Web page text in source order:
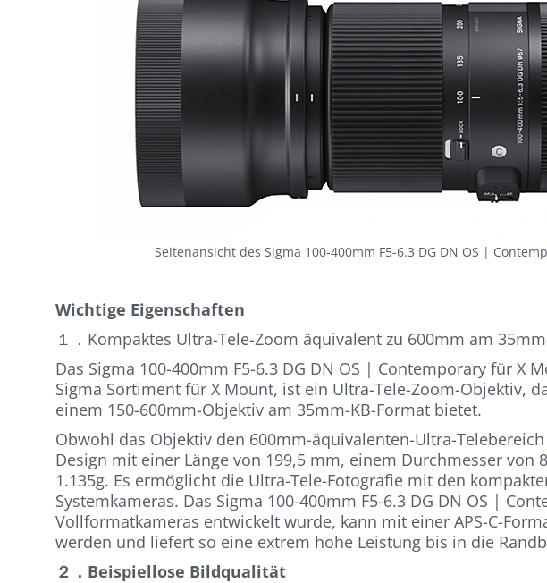
Seitenansicht des Sigma 100-400mm F5-6.3 DG DN OS |
Wichtige Eigenschaften
１．Kompaktes Ultra-Tele-Zoom äquivalent zu 600mm am
Das Sigma 100-400mm F5-6.3 DG DN OS | Contemporary für X
Sigma Sortiment für X Mount, ist ein Ultra-Tele-Zoom-Objektiv,
einem 150-600mm-Objektiv am 35mm-KB-Format bietet.
Obwohl das Objektiv den 600mm-äquivalenten-Ultra-
Design mit einer Länge von 199,5 mm, einem Durchmesser von
1.135g. Es ermöglicht die Ultra-Tele-Fotografie mit den
Systemkameras. Das Sigma 100-400mm F5-6.3 DG DN OS |
Vollformatkameras entwickelt wurde, kann mit einer APS-C-
werden und liefert so eine extrem hohe Leistung bis in die
２．Beispiellose Bildqualität